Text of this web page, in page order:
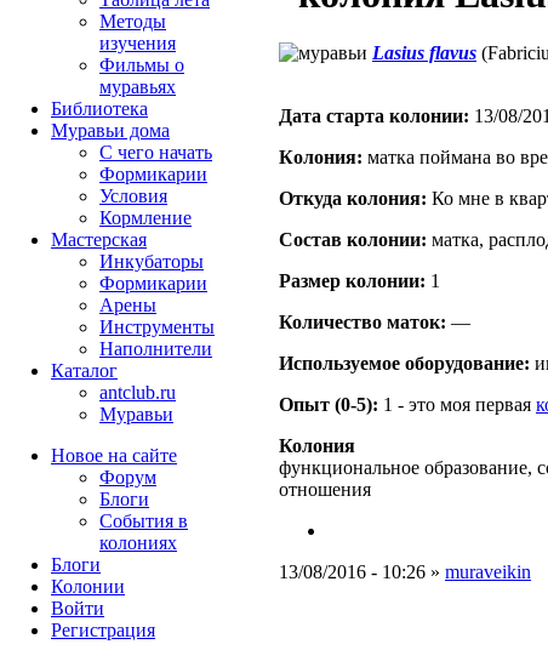
Lasius flavus
Дата старта кoлонии: 13/08/
Кoлония: матка поймана во
Откуда кoлония: Ко мне в
Состав кoлонии: матка,
Размер кoлонии: 1
Количество маток: —
Используемое оборудование:
Опыт (0-5): 1 - это моя первая
Колония
функциональное образование,
отношения
13/08/2016 - 10:26 » muraveikin
Методы
изучения
Фильмы о
муравьях
Библиотека
Муравьи дома
С чего начать
Формикарии
Условия
Кормление
Мастерская
Инкубаторы
Формикарии
Арены
Инструменты
Наполнители
Каталог
antclub.ru
Муравьи
Новое на сайте
Форум
Блоги
События в
колониях
Блоги
Колонии
Войти
Peгиcтpaция